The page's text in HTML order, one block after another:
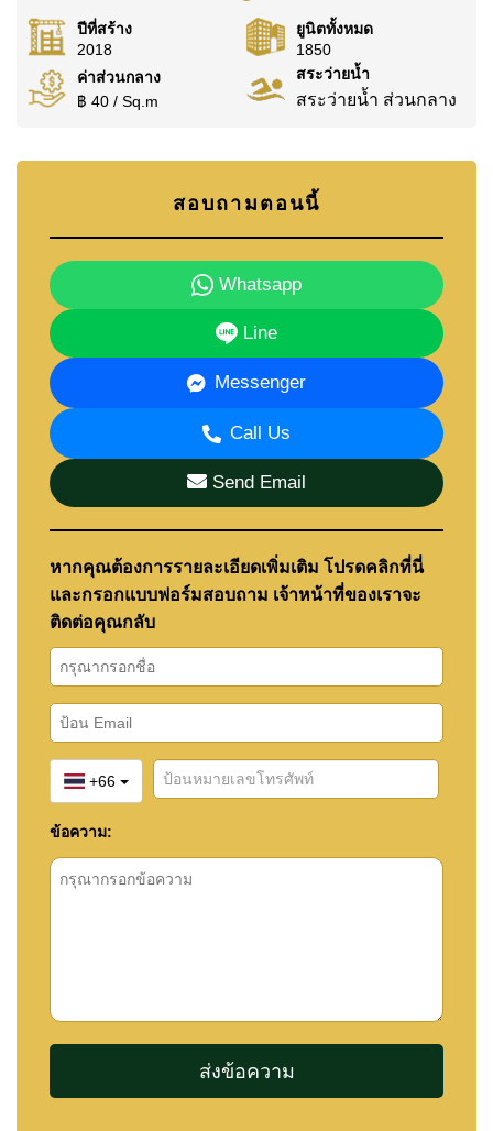
ปีที่สร้าง
2018
ยูนิตทั้งหมด
1850
ค่าส่วนกลาง
฿ 40 / Sq.m
สระว่ายน้ำ
สระว่ายน้ำ ส่วนกลาง
สอบถามตอนนี้
Whatsapp
Line
Messenger
Call Us
Send Email
หากคุณต้องการรายละเอียดเพิ่มเติม โปรดคลิกที่นี่
และกรอกแบบฟอร์มสอบถาม เจ้าหน้าที่ของเราจะ
ติดต่อคุณกลับ
+66
ข้อความ: